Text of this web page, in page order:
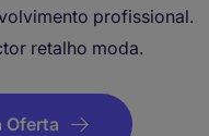
profissional.
retalho moda.
Oferta